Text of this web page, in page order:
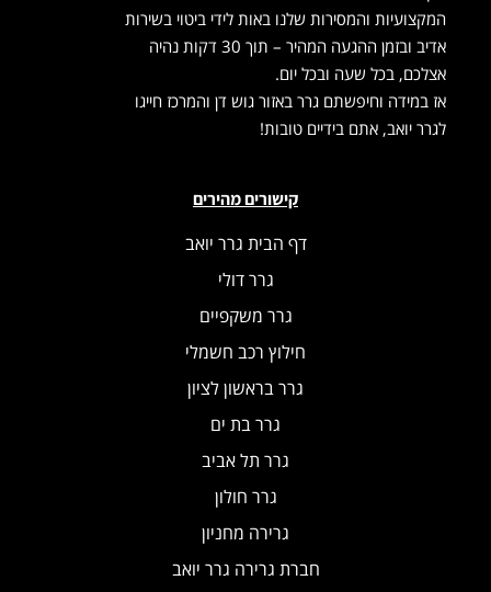
המקצועיות והמסירות שלנו באות לידי ביטוי בשירות
אדיב ובזמן ההגעה המהיר – תוך 30 דקות נהיה
אצלכם, בכל שעה ובכל יום.
אז במידה וחיפשתם גרר באזור גוש דן והמרכז חייגו
לגרר יואב, אתם בידיים טובות!
קישורים מהירים
דף הבית גרר יואב
גרר דולי
גרר משקפיים
חילוץ רכב חשמלי
גרר בראשון לציון
גרר בת ים
גרר תל אביב
גרר חולון
גרירה מחניון
חברת גרירה גרר יואב